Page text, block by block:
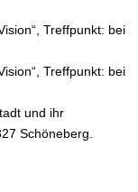
Treffpunkt: bei
Treffpunkt: bei
und ihr
Schöneberg.